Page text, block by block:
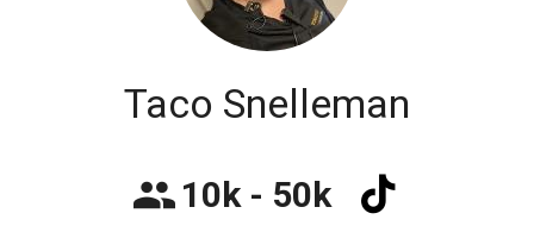
Taco Snelleman
10k - 50k